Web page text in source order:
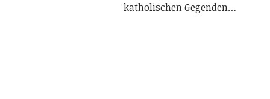
katholischen Gegenden…